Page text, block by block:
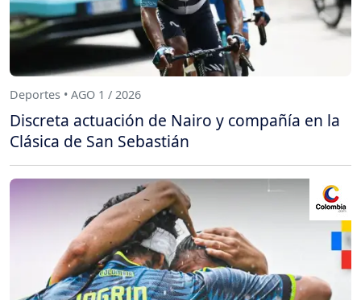
Deportes • AGO 1 / 2026
Discreta actuación de Nairo y compañía en la
Clásica de San Sebastián